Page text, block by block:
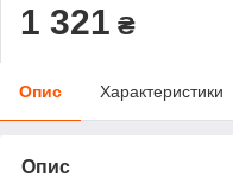
1 321 ₴
Опис Характеристики
Опис